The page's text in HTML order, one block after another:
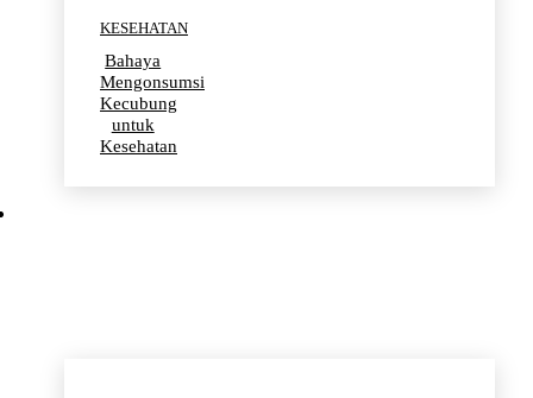
KESEHATAN
Bahaya
Mengonsumsi
Kecubung
untuk
Kesehatan